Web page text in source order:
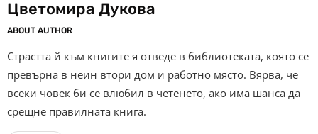
Цветомира Дукова
ABOUT AUTHOR
Страстта й към книгите я отведе в библиотеката, която се
превърна в неин втори дом и работно място. Вярва, че
всеки човек би се влюбил в четенето, ако има шанса да
срещне правилната книга.